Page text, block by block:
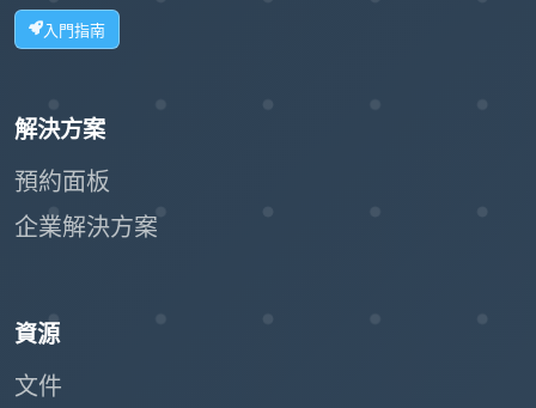
入門指南
解決方案
預約面板
企業解決方案
資源
文件